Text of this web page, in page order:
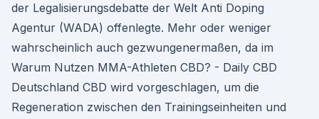
der Legalisierungsdebatte der Welt Anti Doping
Agentur (WADA) offenlegte. Mehr oder weniger
wahrscheinlich auch gezwungenermaßen, da im
Warum Nutzen MMA-Athleten CBD? - Daily CBD
Deutschland CBD wird vorgeschlagen, um die
Regeneration zwischen den Trainingseinheiten und